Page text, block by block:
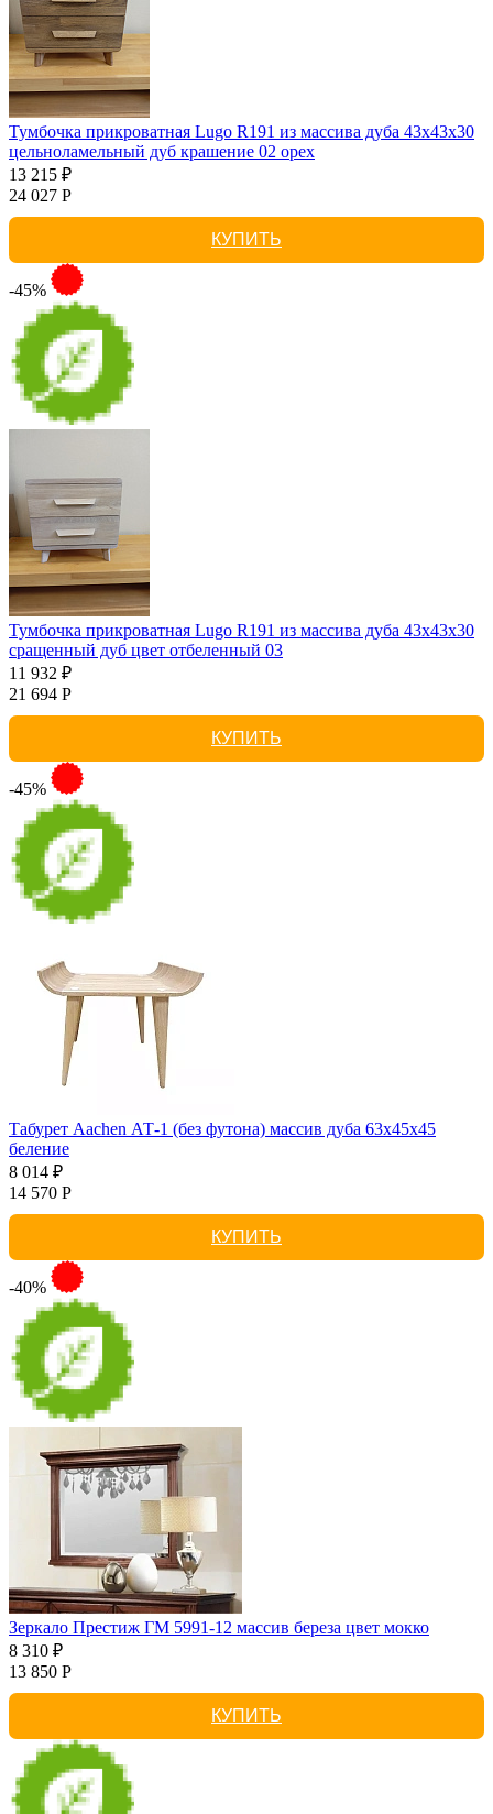
Тумбочка прикроватная Lugo R191 из массива дуба 43х43х30
цельноламельный дуб крашение 02 орех
13 215 ₽
24 027 Р
КУПИТЬ
-45%
Тумбочка прикроватная Lugo R191 из массива дуба 43х43х30
сращенный дуб цвет отбеленный 03
11 932 ₽
21 694 Р
КУПИТЬ
-45%
Табурет Aachen АТ-1 (без футона) массив дуба 63х45х45
беление
8 014 ₽
14 570 Р
КУПИТЬ
-40%
Зеркало Престиж ГМ 5991-12 массив береза цвет мокко
8 310 ₽
13 850 Р
КУПИТЬ